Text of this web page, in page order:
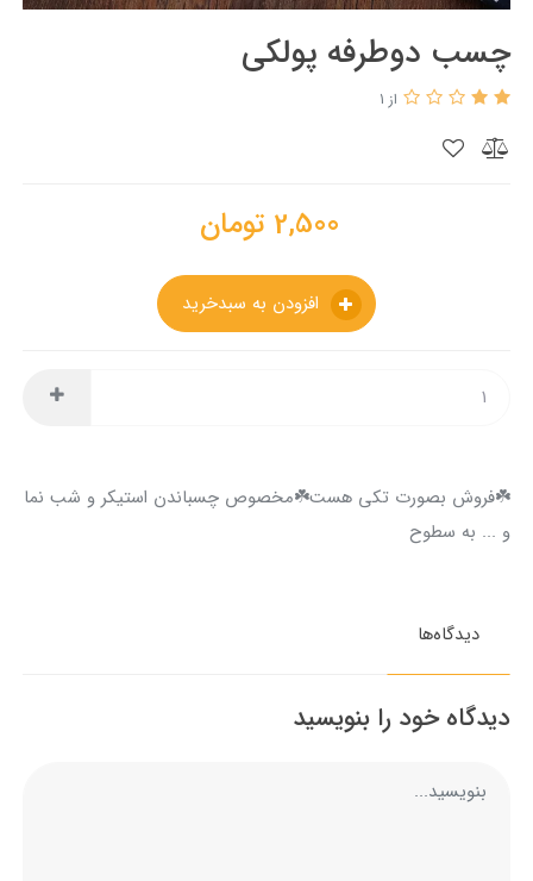
چسب دوطرفه پولکی
از 1
2,500 تومان
☘️فروش بصورت تکی هست☘️مخصوص چسباندن استیکر و شب نما
و ... به سطوح
دیدگاه‌ها
دیدگاه خود را بنویسید